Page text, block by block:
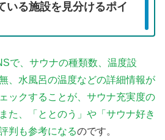
いる施設を見分けるポイ
で、サウナの種類数、温度設
、水風呂の温度などの詳細情報が
ックすることが、サウナ充実度の
た、「ととのう」や「サウナ好き
判も参考になるのです。